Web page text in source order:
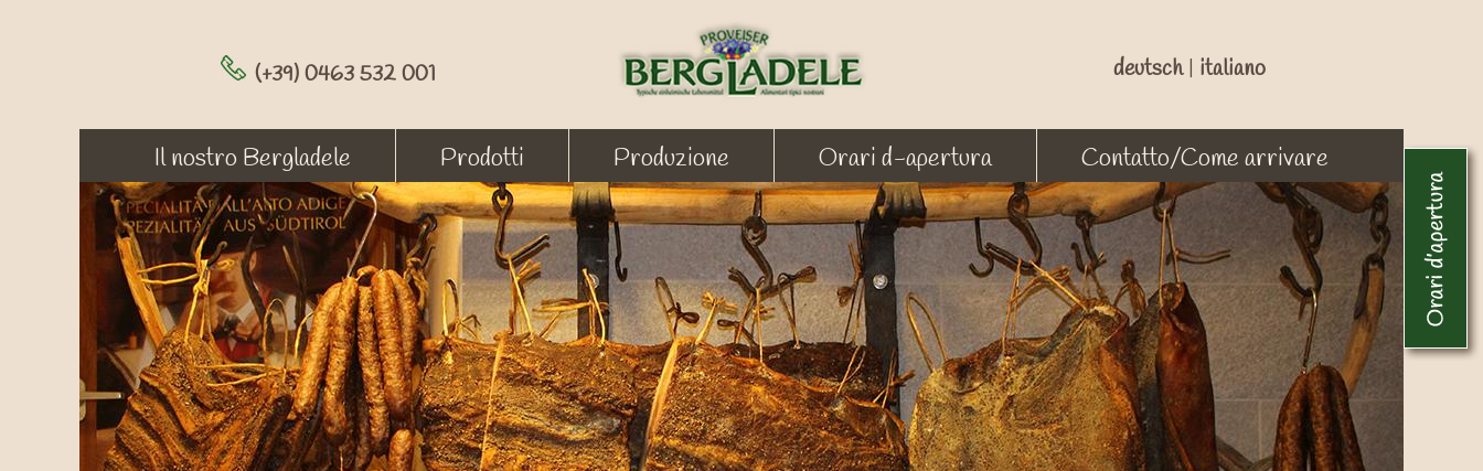
(+39) 0463 532 001 deutsch italiano
Il nostro Bergladele Prodotti Produzione Orari d-apertura Contatto/Come arrivare